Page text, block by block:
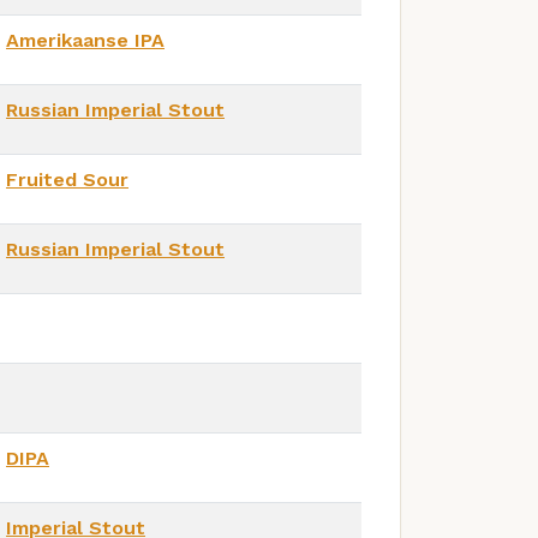
Amerikaanse IPA
Russian Imperial Stout
Fruited Sour
Russian Imperial Stout
DIPA
Imperial Stout